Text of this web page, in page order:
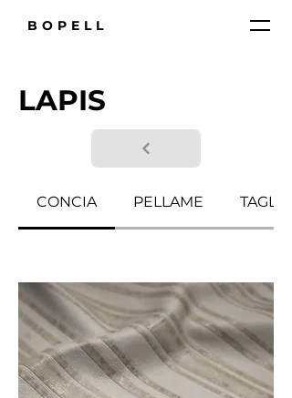
BOPELL
LAPIS
CONCIA PELLAME TAGLIA